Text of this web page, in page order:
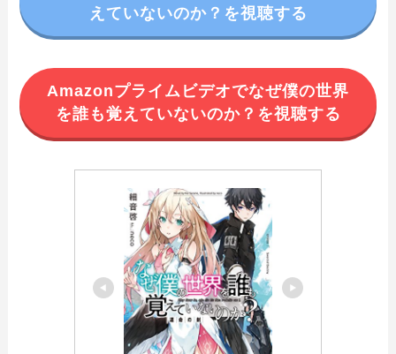
えていないのか？を視聴する
Amazonプライムビデオでなぜ僕の世界
を誰も覚えていないのか？を視聴する